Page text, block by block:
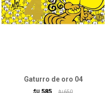
Gaturro de oro 04
585